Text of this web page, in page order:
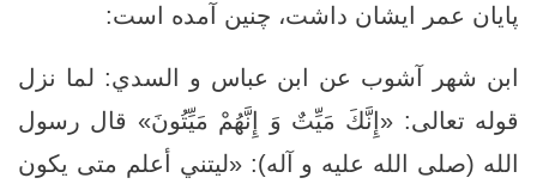
پایان عمر ایشان داشت، چنین آمده است:
ابن شهر آشوب عن ابن عباس و السدي: لما نزل
قوله تعالى: «إِنَّكَ مَيِّتٌ وَ إِنَّهُمْ مَيِّتُونَ» قال رسول
الله (صلى الله عليه و آله): «ليتني أعلم متى يكون